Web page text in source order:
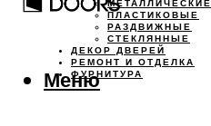
МЕТАЛЛИЧЕСКИЕ
ПЛАСТИКОВЫЕ
РАЗДВИЖНЫЕ
СТЕКЛЯННЫЕ
ДЕКОР ДВЕРЕЙ
РЕМОНТ И ОТДЕЛКА
ФУРНИТУРА
Меню